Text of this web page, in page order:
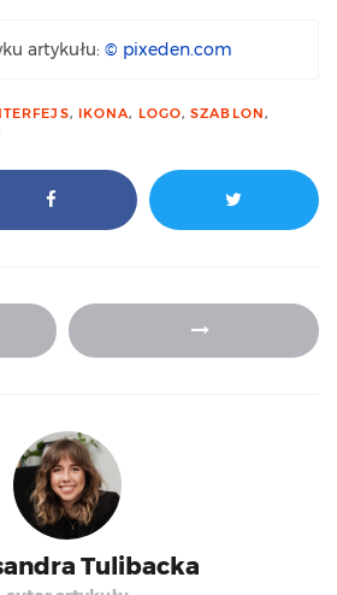
artykułu: © pixeden.com
, IKONA, LOGO,SZABLON,
Tulibacka